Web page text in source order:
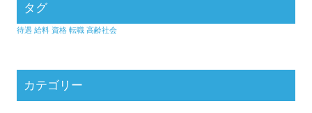
タグ
待遇 給料 資格 転職 高齢社会
カテゴリー